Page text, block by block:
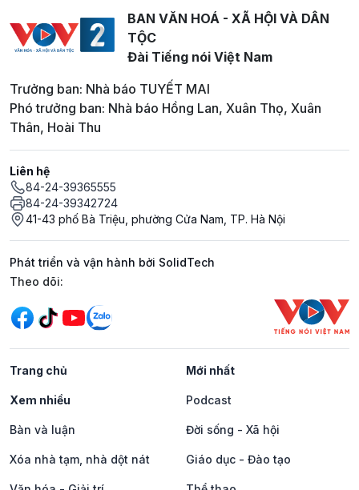
BAN VĂN HOÁ - XÃ HỘI VÀ DÂN
TỘC
Đài Tiếng nói Việt Nam
Trưởng ban: Nhà báo TUYẾT MAI
Phó trưởng ban: Nhà báo Hồng Lan, Xuân Thọ, Xuân
Thân, Hoài Thu
Liên hệ
84-24-39365555
84-24-39342724
41-43 phố Bà Triệu, phường Cửa Nam, TP. Hà Nội
Phát triển và vận hành bởi SolidTech
Mạng xã hội
Theo dõi:
Trang chủ Mới nhất
Xem nhiều Podcast
Bàn và luận Đời sống - Xã hội
Xóa nhà tạm, nhà dột nát Giáo dục - Đào tạo